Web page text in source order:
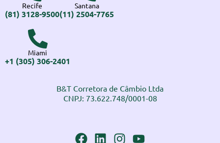
Recife
(81) 3128-9500
Santana
(11) 2504-7765
Miami
+1 (305) 306-2401
B&T Corretora de Câmbio Ltda
CNPJ: 73.622.748/0001-08